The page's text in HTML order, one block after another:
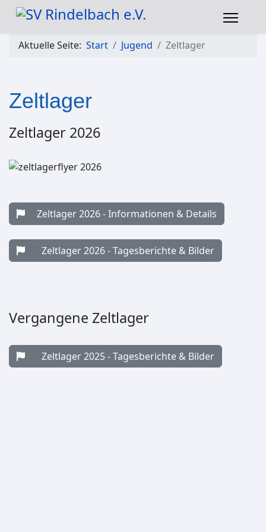
Aktuelle Seite: Start Jugend Zeltlager
Zeltlager
Zeltlager 2026
Zeltlager 2026 - Informationen & Details
Zeltlager 2026 - Tagesberichte & Bilder
Vergangene Zeltlager
Zeltlager 2025 - Tagesberichte & Bilder